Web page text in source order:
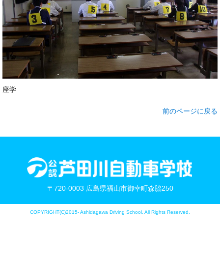
座学
前のページに戻る
〒720-0003 広島県福山市御幸町森脇250
COPYRIGHT(C)2015- Ashidagawa Driving School. All Rights Reserved.